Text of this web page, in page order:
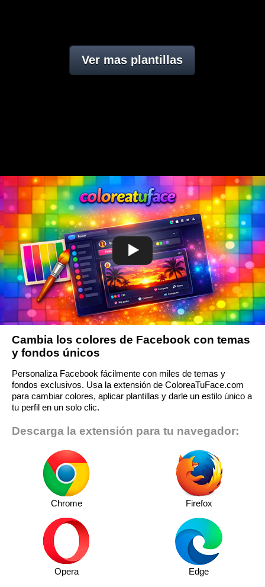
Ver mas plantillas
Cambia los colores de Facebook con temas
y fondos únicos
Personaliza Facebook fácilmente con miles de temas y
fondos exclusivos. Usa la extensión de ColoreaTuFace.com
para cambiar colores, aplicar plantillas y darle un estilo único a
tu perfil en un solo clic.
Descarga la extensión para tu navegador:
Chrome Firefox
Opera Edge